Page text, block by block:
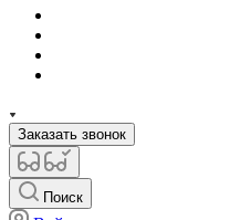
Заказать звонок
Поиск